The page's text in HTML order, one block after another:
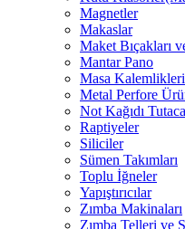
Magnetler
Makaslar
Maket Bıçakları
Mantar Pano
Masa Kalemlikleri
Metal Perfore
Not Kağıdı
Raptiyeler
Siliciler
Sümen Takımları
Toplu İğneler
Yapıştırıcılar
Zımba Makinaları
Zımba Telleri ve